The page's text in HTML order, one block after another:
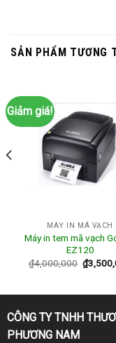
SẢN PHẨM TƯƠNG
Giảm giá!
MÁY IN MÃ VẠCH
Máy in tem mã vạch
EZ120
₫4,000,000 ₫
CÔNG TY TNHH
PHƯƠNG NAM